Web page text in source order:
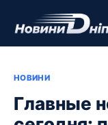
НОВИНИ
Главные